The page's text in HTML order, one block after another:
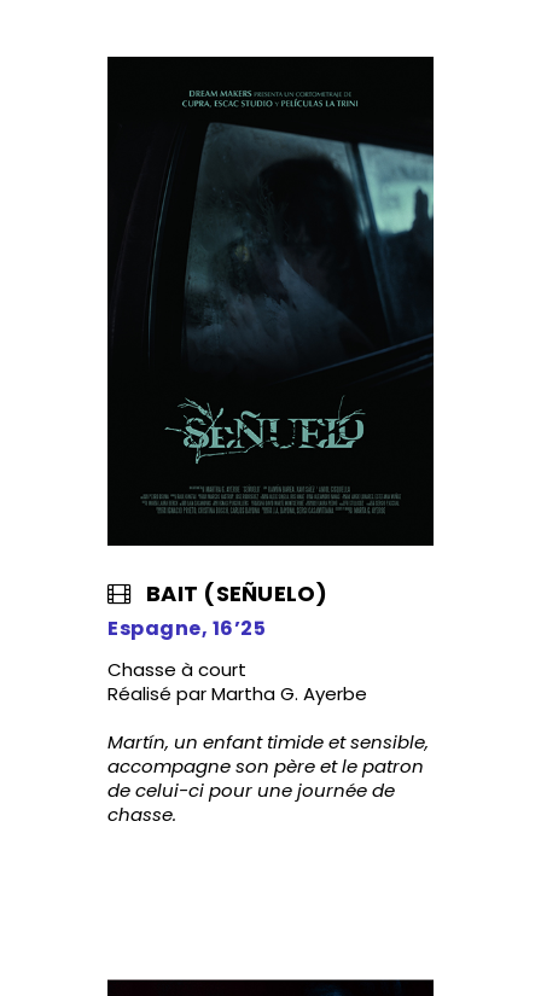
BAIT (SEÑUELO)
Espagne, 16’25
Chasse à court
Réalisé par Martha G. Ayerbe
Martín, un enfant timide et sensible,
accompagne son père et le patron
de celui-ci pour une journée de
chasse.